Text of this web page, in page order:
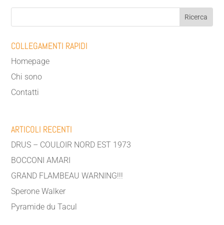
COLLEGAMENTI RAPIDI
Homepage
Chi sono
Contatti
ARTICOLI RECENTI
DRUS – COULOIR NORD EST 1973
BOCCONI AMARI
GRAND FLAMBEAU WARNING!!!
Sperone Walker
Pyramide du Tacul